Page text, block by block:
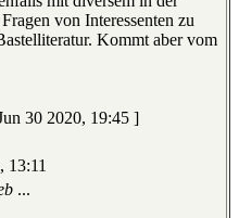
von Interessenten zu
Kommt aber vom
30 2020, 19:45 ]
13:11
...